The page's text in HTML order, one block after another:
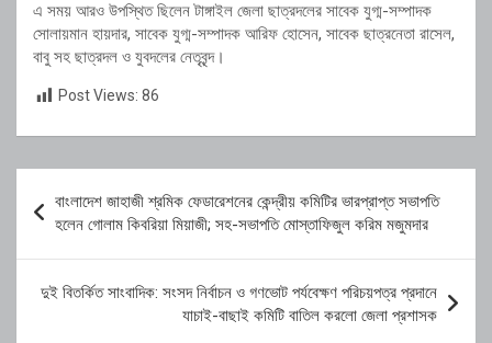
এ সময় আরও উপস্থিত ছিলেন টাঙ্গাইল জেলা ছাত্রদলের সাবেক যুগ্ম-সম্পাদক
সোলায়মান হায়দার, সাবেক যুগ্ম-সম্পাদক আরিফ হোসেন, সাবেক ছাত্রনেতা রাসেল,
বাবু সহ ছাত্রদল ও যুবদলের নেতৃবৃন্দ।
Post Views: 86
navigation
বাংলাদেশ জাহাজী শ্রমিক ফেডারেশনের কেন্দ্রীয় কমিটির ভারপ্রাপ্ত সভাপতি
হলেন গোলাম কিবরিয়া মিয়াজী; সহ-সভাপতি মোস্তাফিজুল করিম মজুমদার
দুই বিতর্কিত সাংবাদিক: সংসদ নির্বাচন ও গণভোট পর্যবেক্ষণ পরিচয়পত্র প্রদানে
যাচাই-বাছাই কমিটি বাতিল করলো জেলা প্রশাসক